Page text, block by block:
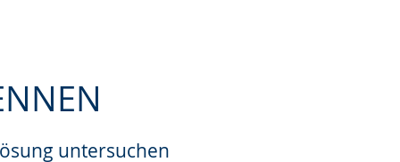
untersuchen